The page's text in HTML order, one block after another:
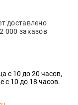
доставлено
000 заказов
с 10 до 20 часов,
с 10 до 18 часов.